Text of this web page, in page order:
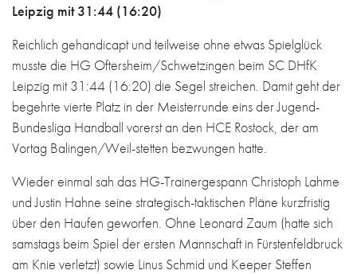
Leipzig mit 31:44 (16:20)
Reichlich gehandicapt und teilweise ohne etwas Spielglück
musste die HG Oftersheim/Schwetzingen beim SC DHfK
Leipzig mit 31:44 (16:20) die Segel streichen. Damit geht der
begehrte vierte Platz in der Meisterrunde eins der Jugend-
Bundesliga Handball vorerst an den HCE Rostock, der am
Vortag Balingen/Weil-stetten bezwungen hatte.
Wieder einmal sah das HG-Trainergespann Christoph Lahme
und Justin Hahne seine strategisch-taktischen Pläne kurzfristig
über den Haufen geworfen. Ohne Leonard Zaum (hatte sich
samstags beim Spiel der ersten Mannschaft in Fürstenfeldbruck
am Knie verletzt) sowie Linus Schmid und Keeper Steffen